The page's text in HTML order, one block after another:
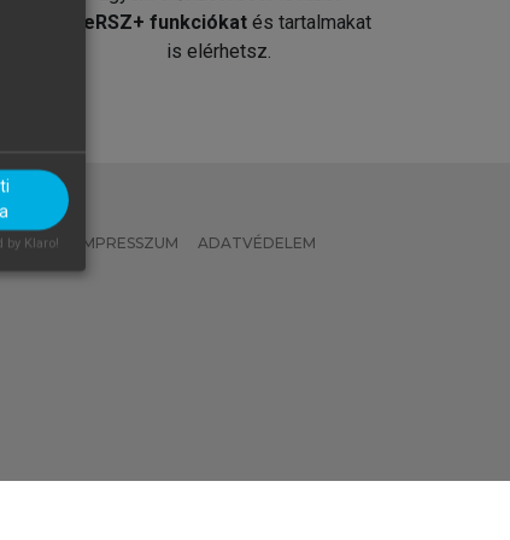
MeRSZ+ funkciókat és tartalmakat
is elérhetsz.
IMPRESSZUM ADATVÉDELEM
by Klaro!